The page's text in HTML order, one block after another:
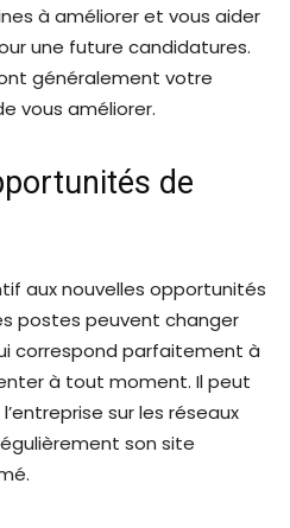
à améliorer et vous aider
une future candidatures.
généralement votre
vous améliorer.
de
aux nouvelles opportunités
postes peuvent changer
correspond parfaitement à
à tout moment. Il peut
sur les réseaux
son site